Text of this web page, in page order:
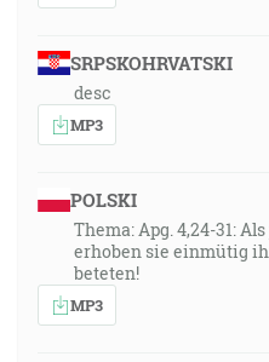
SRPSKOHRVATSKI
desc
MP3
POLSKI
Thema: Apg. 4,24-31:
erhoben sie einmütig
beteten!
MP3